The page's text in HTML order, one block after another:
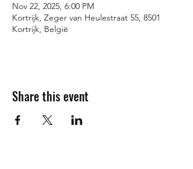
Nov 22, 2025, 6:00 PM
Kortrijk, Zeger van Heulestraat 55, 8501
Kortrijk, België
Share this event